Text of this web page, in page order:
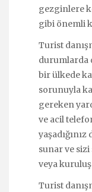
gezginlere
gibi önemli
Turist
durumlarda
bir ülkede
sorunuyla
gereken
ve acil
sunar ve
veya
Turist